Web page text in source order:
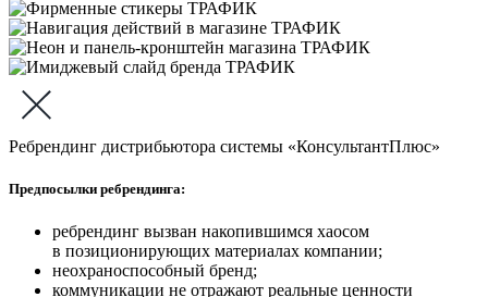
Ребрендинг дистрибьютора системы «КонсультантПлюс»
Предпосылки ребрендинга:
ребрендинг вызван накопившимся хаосом
в позиционирующих материалах компании;
неохраноспособный бренд;
коммуникации не отражают реальные ценности